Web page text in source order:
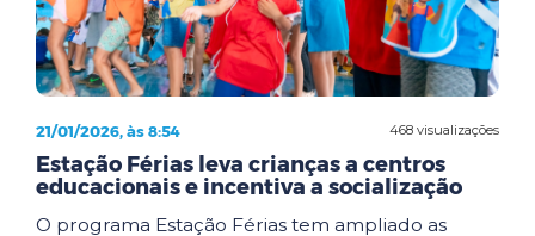
468 visualizações
21/01/2026, às 8:54
Estação Férias leva crianças a centros
educacionais e incentiva a socialização
O programa Estação Férias tem ampliado as